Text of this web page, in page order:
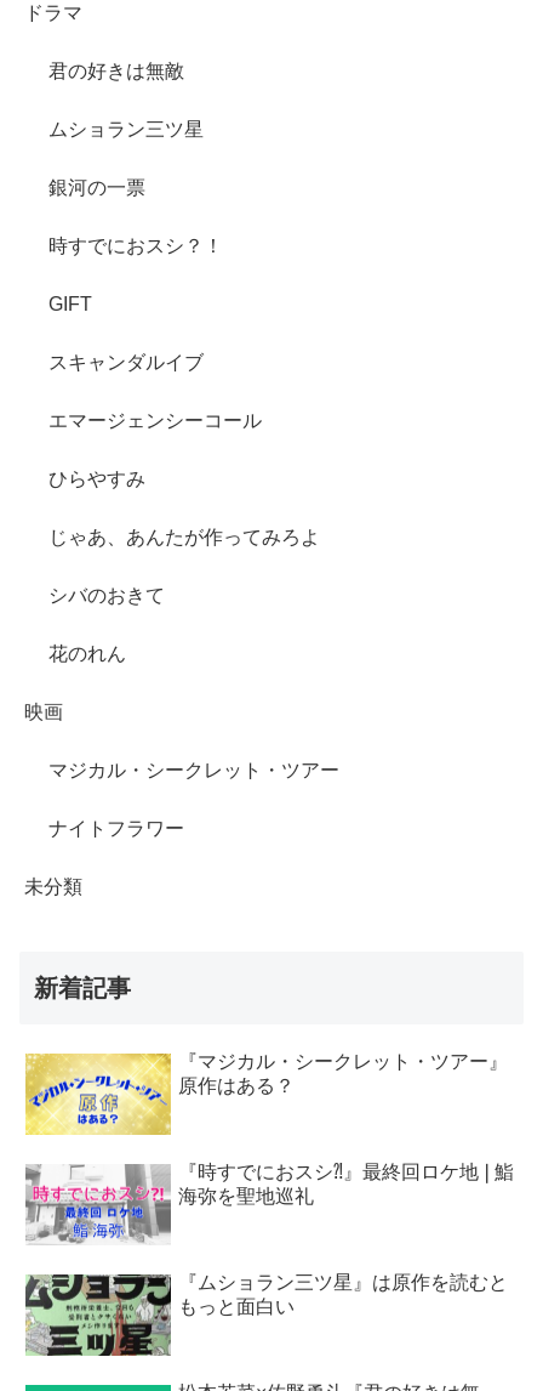
ドラマ
君の好きは無敵
ムショラン三ツ星
銀河の一票
時すでにおスシ？！
GIFT
スキャンダルイブ
エマージェンシーコール
ひらやすみ
じゃあ、あんたが作ってみろよ
シバのおきて
花のれん
映画
マジカル・シークレット・ツアー
ナイトフラワー
未分類
新着記事
『マジカル・シークレット・ツアー』
原作はある？
『時すでにおスシ⁈』最終回ロケ地❘鮨
海弥を聖地巡礼
『ムショラン三ツ星』は原作を読むと
もっと面白い